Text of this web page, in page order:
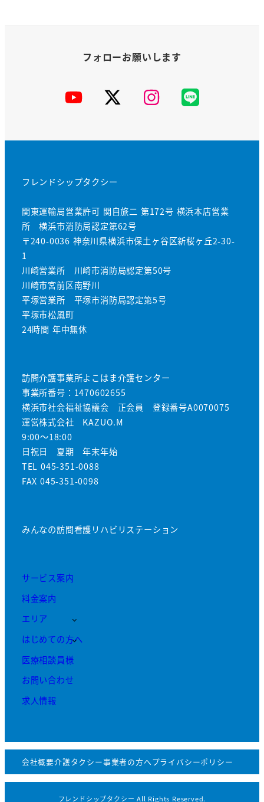
YouTubeX Instagram
公
式
フレンドシップタクシー
関東運輸局営業許可 関自旅二 第172号 横浜本店営業
所 横浜市消防局認定第62号
〒240-0036 神奈川県横浜市保土ヶ谷区新桜ヶ丘2-30-
1
川崎営業所 川崎市消防局認定第50号
川崎市宮前区南野川
平塚営業所 平塚市消防局認定第5号
平塚市松風町
24時間 年中無休
訪問介護事業所よこはま介護センター
事業所番号：1470602655
横浜市社会福祉協議会 正会員 登録番号A0070075
運営株式会社 KAZUO.M
9:00～18:00
日祝日 夏期 年末年始
TEL 045-351-0088
FAX 045-351-0098
みんなの訪問看護リハビリステーション
サービス案内
料金案内
エリア
はじめての方へ
医療相談員様
お問い合わせ
求人情報
会社概要介護タクシー事業者の方へプライバシーポリシー
フレンドシップタクシー All Rights Reserved.